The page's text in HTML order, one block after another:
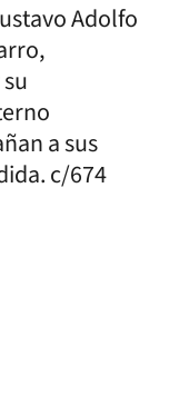
Adolfo
a sus
c/674